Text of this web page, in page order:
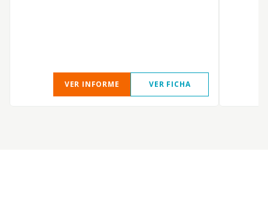
VER INFORME VER FICHA